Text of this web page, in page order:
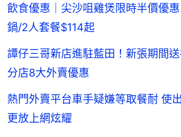
飲食優惠｜尖沙咀雞煲限時半價優
鍋/2人套餐$114起
譚仔三哥新店進駐藍田！新張期間
分店8大外賣優惠
熱門外賣平台車手疑嫌等取餐耐 使
更放上網炫耀